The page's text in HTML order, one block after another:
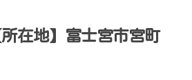
在地】富士宮市宮町